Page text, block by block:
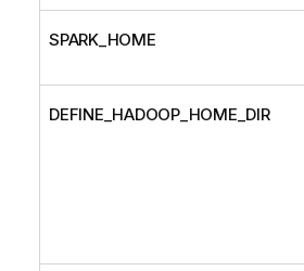
SPARK_HOME
DEFINE_HADOOP_HOME_DIR